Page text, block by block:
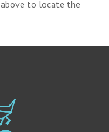
above to locate the